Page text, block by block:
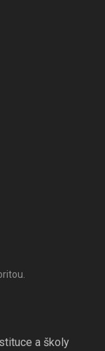
a školy